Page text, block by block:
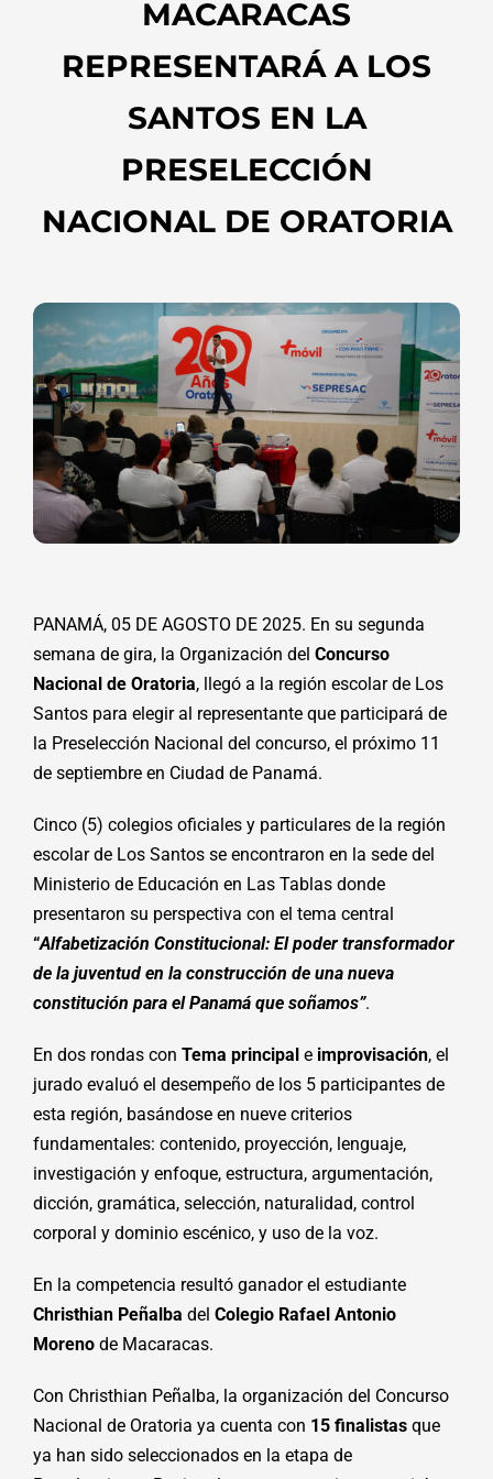
MACARACAS
REPRESENTARÁ A LOS
SANTOS EN LA
PRESELECCIÓN
NACIONAL DE ORATORIA
PANAMÁ, 05 DE AGOSTO DE 2025. En su segunda
semana de gira, la Organización del Concurso
Nacional de Oratoria, llegó a la región escolar de Los
Santos para elegir al representante que participará de
la Preselección Nacional del concurso, el próximo 11
de septiembre en Ciudad de Panamá.
Cinco (5) colegios oficiales y particulares de la región
escolar de Los Santos se encontraron en la sede del
Ministerio de Educación en Las Tablas donde
presentaron su perspectiva con el tema central
“Alfabetización Constitucional: El poder transformador
de la juventud en la construcción de una nueva
constitución para el Panamá que soñamos”.
En dos rondas con Tema principale improvisación, el
jurado evaluó el desempeño de los 5 participantes de
esta región, basándose en nueve criterios
fundamentales: contenido, proyección, lenguaje,
investigación y enfoque, estructura, argumentación,
dicción, gramática, selección, naturalidad, control
corporal y dominio escénico, y uso de la voz.
En la competencia resultó ganador el estudiante
Christhian Peñalba del Colegio Rafael Antonio
Moreno de Macaracas.
Con Christhian Peñalba, la organización del Concurso
Nacional de Oratoria ya cuenta con 15 finalistasque
ya han sido seleccionados en la etapa de